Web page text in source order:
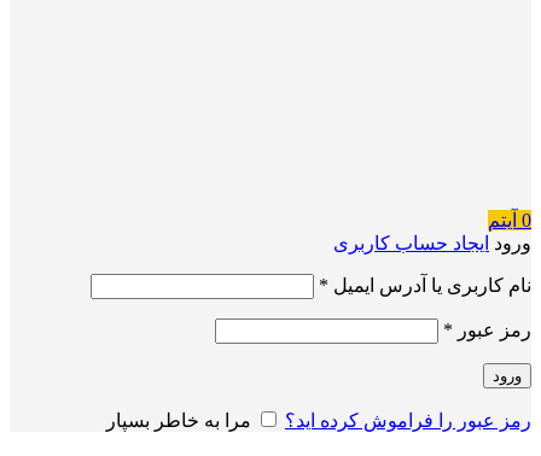
0 آیتم
ورود ایجاد حساب کاربری
نام کاربری یا آدرس ایمیل *
رمز عبور *
ورود
رمز عبور را فراموش کرده اید؟ مرا به خاطر بسپار